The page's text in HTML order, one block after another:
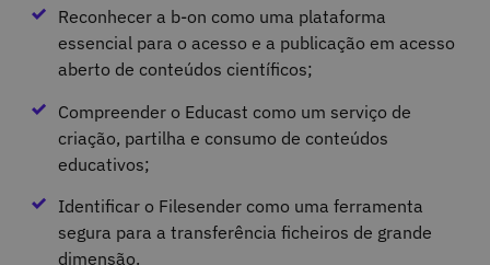
Reconhecer a b-on como uma plataforma
essencial para o acesso e a publicação em acesso
aberto de conteúdos científicos;
Compreender o Educast como um serviço de
criação, partilha e consumo de conteúdos
educativos;
Identificar o Filesender como uma ferramenta
segura para a transferência ficheiros de grande
dimensão.